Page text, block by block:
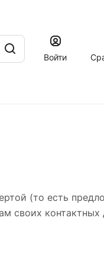
Войти
(то есть
своих контактных